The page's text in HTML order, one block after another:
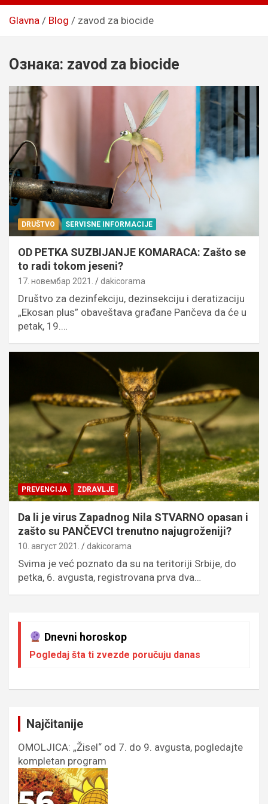
Glavna Blog zavod za biocide
Ознака: zavod za biocide
DRUŠTVO SERVISNE INFORMACIJE
OD PETKA SUZBIJANJE KOMARACA: Zašto se
to radi tokom jeseni?
17. новембар 2021. dakicorama
Društvo za dezinfekciju, dezinsekciju i deratizaciju
„Ekosan plus” obaveštava građane Pančeva da će u
petak, 19.…
PREVENCIJA ZDRAVLJE
Da li je virus Zapadnog Nila STVARNO opasan i
zašto su PANČEVCI trenutno najugroženiji?
10. август 2021. dakicorama
Svima je već poznato da su na teritoriji Srbije, do
petka, 6. avgusta, registrovana prva dva…
Dnevni horoskop
Pogledaj šta ti zvezde poručuju danas
Najčitanije
OMOLJICA: „Žisel“ od 7. do 9. avgusta, pogledajte
kompletan program